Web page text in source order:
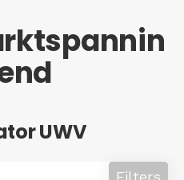
UWV
Filters